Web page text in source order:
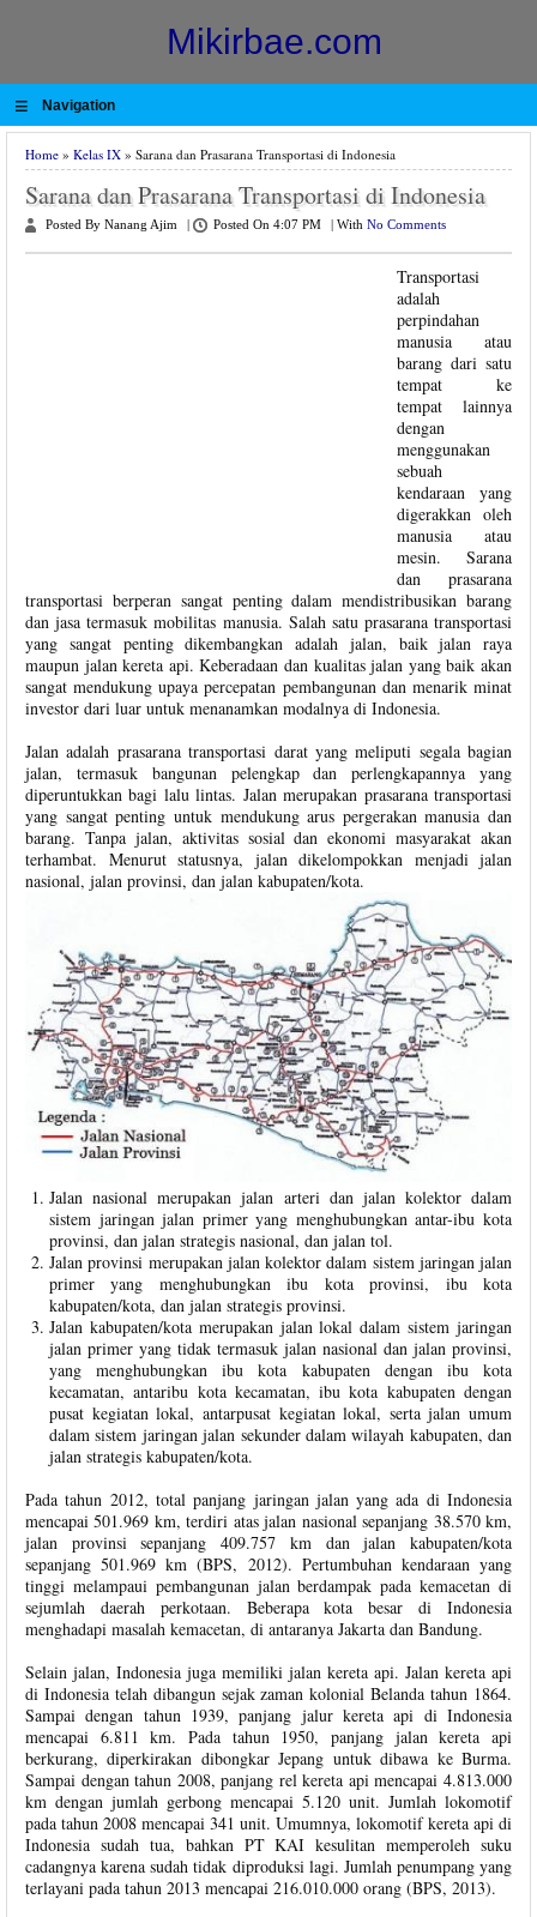
Mikirbae.com
≡ Navigation
Home » Kelas IX » Sarana dan Prasarana Transportasi di Indonesia
Sarana dan Prasarana Transportasi di Indonesia
Posted By Nanang Ajim Posted On 4:07 PM With No Comments
Transportasi
adalah
perpindahan
manusia atau
barang dari satu
tempat ke
tempat lainnya
dengan
menggunakan
sebuah
kendaraan yang
digerakkan oleh
manusia atau
mesin. Sarana
dan prasarana
transportasi berperan sangat penting dalam mendistribusikan barang
dan jasa termasuk mobilitas manusia. Salah satu prasarana transportasi
yang sangat penting dikembangkan adalah jalan, baik jalan raya
maupun jalan kereta api. Keberadaan dan kualitas jalan yang baik akan
sangat mendukung upaya percepatan pembangunan dan menarik minat
investor dari luar untuk menanamkan modalnya di Indonesia.
Jalan adalah prasarana transportasi darat yang meliputi segala bagian
jalan, termasuk bangunan pelengkap dan perlengkapannya yang
diperuntukkan bagi lalu lintas. Jalan merupakan prasarana transportasi
yang sangat penting untuk mendukung arus pergerakan manusia dan
barang. Tanpa jalan, aktivitas sosial dan ekonomi masyarakat akan
terhambat. Menurut statusnya, jalan dikelompokkan menjadi jalan
nasional, jalan provinsi, dan jalan kabupaten/kota.
Jalan nasional merupakan jalan arteri dan jalan kolektor dalam
sistem jaringan jalan primer yang menghubungkan antar-ibu kota
provinsi, dan jalan strategis nasional, dan jalan tol.
Jalan provinsi merupakan jalan kolektor dalam sistem jaringan jalan
primer yang menghubungkan ibu kota provinsi, ibu kota
kabupaten/kota, dan jalan strategis provinsi.
Jalan kabupaten/kota merupakan jalan lokal dalam sistem jaringan
jalan primer yang tidak termasuk jalan nasional dan jalan provinsi,
yang menghubungkan ibu kota kabupaten dengan ibu kota
kecamatan, antaribu kota kecamatan, ibu kota kabupaten dengan
pusat kegiatan lokal, antarpusat kegiatan lokal, serta jalan umum
dalam sistem jaringan jalan sekunder dalam wilayah kabupaten, dan
jalan strategis kabupaten/kota.
Pada tahun 2012, total panjang jaringan jalan yang ada di Indonesia
mencapai 501.969 km, terdiri atas jalan nasional sepanjang 38.570 km,
jalan provinsi sepanjang 409.757 km dan jalan kabupaten/kota
sepanjang 501.969 km (BPS, 2012). Pertumbuhan kendaraan yang
tinggi melampaui pembangunan jalan berdampak pada kemacetan di
sejumlah daerah perkotaan. Beberapa kota besar di Indonesia
menghadapi masalah kemacetan, di antaranya Jakarta dan Bandung.
Selain jalan, Indonesia juga memiliki jalan kereta api. Jalan kereta api
di Indonesia telah dibangun sejak zaman kolonial Belanda tahun 1864.
Sampai dengan tahun 1939, panjang jalur kereta api di Indonesia
mencapai 6.811 km. Pada tahun 1950, panjang jalan kereta api
berkurang, diperkirakan dibongkar Jepang untuk dibawa ke Burma.
Sampai dengan tahun 2008, panjang rel kereta api mencapai 4.813.000
km dengan jumlah gerbong mencapai 5.120 unit. Jumlah lokomotif
pada tahun 2008 mencapai 341 unit. Umumnya, lokomotif kereta api di
Indonesia sudah tua, bahkan PT KAI kesulitan memperoleh suku
cadangnya karena sudah tidak diproduksi lagi. Jumlah penumpang yang
terlayani pada tahun 2013 mencapai 216.010.000 orang (BPS, 2013).